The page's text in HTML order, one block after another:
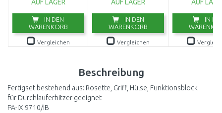
AUF LAGER
IN DEN
WARENKORB
Vergleichen
AUF LAGER
IN DEN
WARENKORB
Vergleichen
AUF
IN
Beschreibung
Fertigset bestehend aus: Rosette, Griff, Hülse, Funktionsblock
für Durchlauferhitzer geeignet
PA-IX 9710/IB